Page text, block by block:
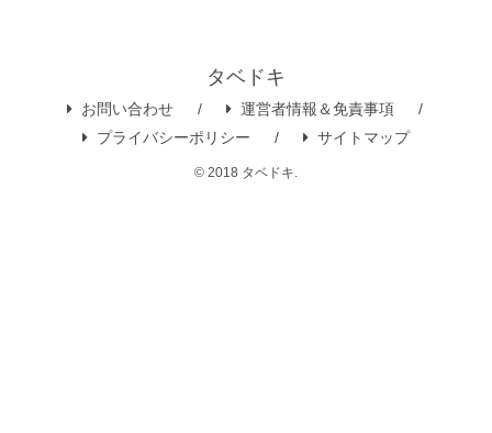
タベドキ
お問い合わせ
運営者情報＆免責事項
プライバシーポリシー
サイトマップ
© 2018 タベドキ.